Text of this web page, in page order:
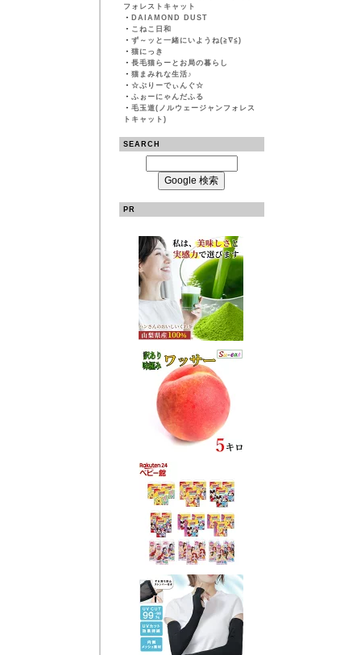
フォレストキャット
・ DAIAMOND DUST
・ こねこ日和
・ ず～ッと一緒にいようね(≧∇≦)
・ 猫にっき
・ 長毛猫らーとお局の暮らし
・ 猫まみれな生活♪
・ ☆ぶりーでぃんぐ☆
・ ふぉーにゃんだふる
・ 毛玉道(ノルウェージャンフォレス
トキャット)
SEARCH
PR